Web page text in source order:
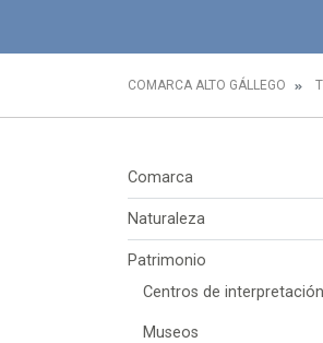
COMARCA ALTO GÁLLEGO
Comarca
Naturaleza
Patrimonio
Centros de interpretación
Museos